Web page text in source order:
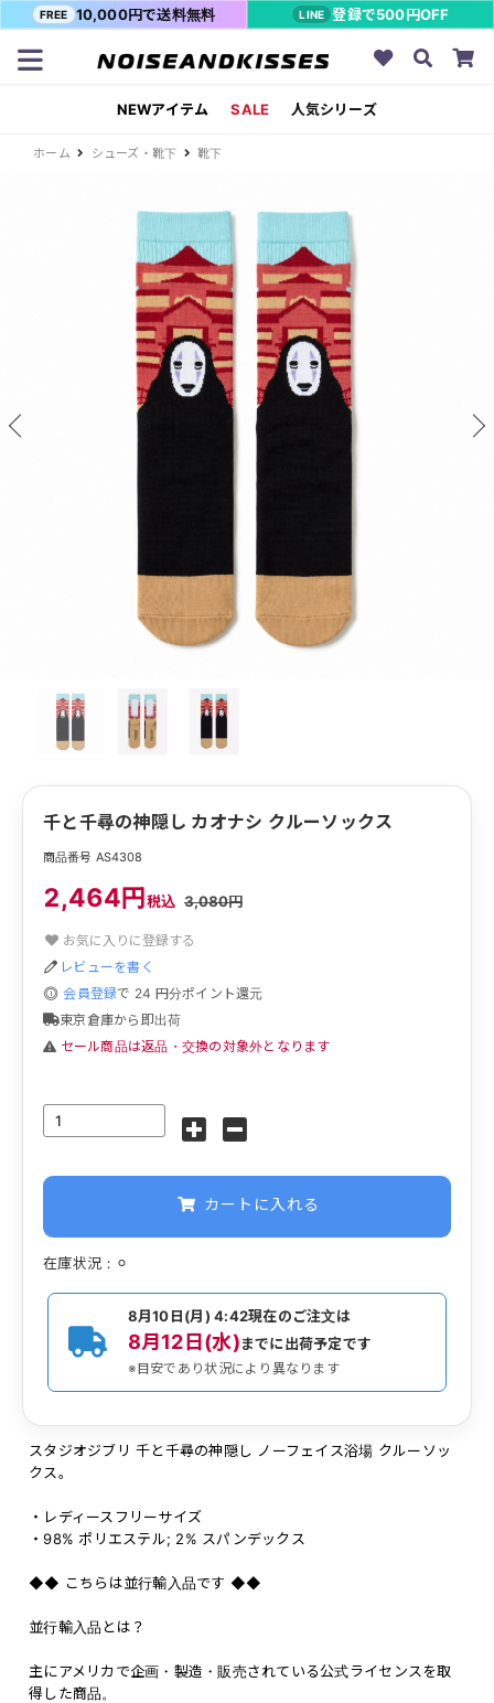
FREE 10,000円で送料無料 LINE 登録で500円OFF
NEWアイテム SALE 人気シリーズ
ホーム シューズ・靴下 靴下
千と千尋の神隠し カオナシ クルーソックス
商品番号 AS4308
2,464円税込 3,080円
お気に入りに登録する
レビューを書く
会員登録で 24 円分ポイント還元
東京倉庫から即出荷
セール商品は返品・交換の対象外となります
カートに入れる
在庫状況：⚪︎
8月10日(月) 4:42現在のご注文は
8月12日(水)までに出荷予定です
※目安であり状況により異なります
スタジオジブリ 千と千尋の神隠し ノーフェイス浴場 クルーソッ
クス。
・レディースフリーサイズ
・98% ポリエステル; 2% スパンデックス
◆◆ こちらは並行輸入品です ◆◆
並行輸入品とは？
主にアメリカで企画・製造・販売されている公式ライセンスを取
得した商品。